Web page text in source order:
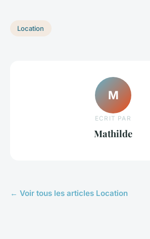
Location
M
ECRIT PAR
Mathilde
← Voir tous les articles Location